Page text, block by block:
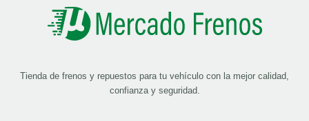
Tienda de frenos y repuestos para tu vehículo con la mejor calidad,
confianza y seguridad.